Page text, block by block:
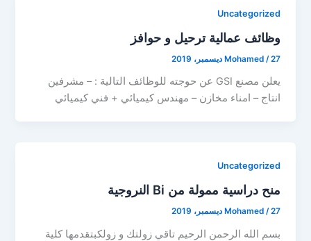
Uncategorized
وظائف عمالية ترحيل و حوافز
Mohamed /27 ديسمبر، 2019
يعلن مصنع GSI عن حوجته للوظائف التالية : – مشرفين
انتاج – امناء مخازن – مهندس كيميائي + فني كيميائي
Uncategorized
منح دراسية ممولة من Bi النروجية
Mohamed /27 ديسمبر، 2019
بسم الله الرحمن الرحيم تاقي زولتك و زولكبتقدمها كلية